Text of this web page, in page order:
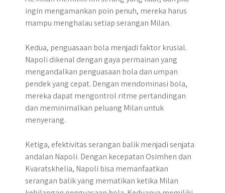
ingin mengamankan poin penuh, mereka harus
mampu menghalau setiap serangan Milan.
Kedua, penguasaan bola menjadi faktor krusial.
Napoli dikenal dengan gaya permainan yang
mengandalkan penguasaan bola dan umpan
pendek yang cepat. Dengan mendominasi bola,
mereka dapat mengontrol ritme pertandingan
dan meminimalkan peluang Milan untuk
menyerang.
Ketiga, efektivitas serangan balik menjadi senjata
andalan Napoli. Dengan kecepatan Osimhen dan
Kvaratskhelia, Napoli bisa memanfaatkan
serangan balik yang mematikan ketika Milan